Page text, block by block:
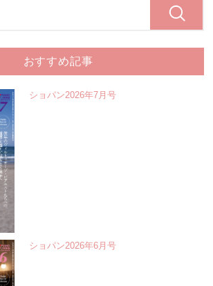
おすすめ記事
ショパン2026年7月号
ショパン2026年6月号